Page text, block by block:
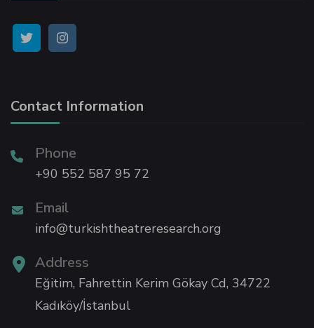
Contact Information
Phone
+90 552 587 95 72
Email
info@turkishtheatreresearch.org
Address
Eğitim, Fahrettin Kerim Gökay Cd, 34722
Kadıköy/İstanbul